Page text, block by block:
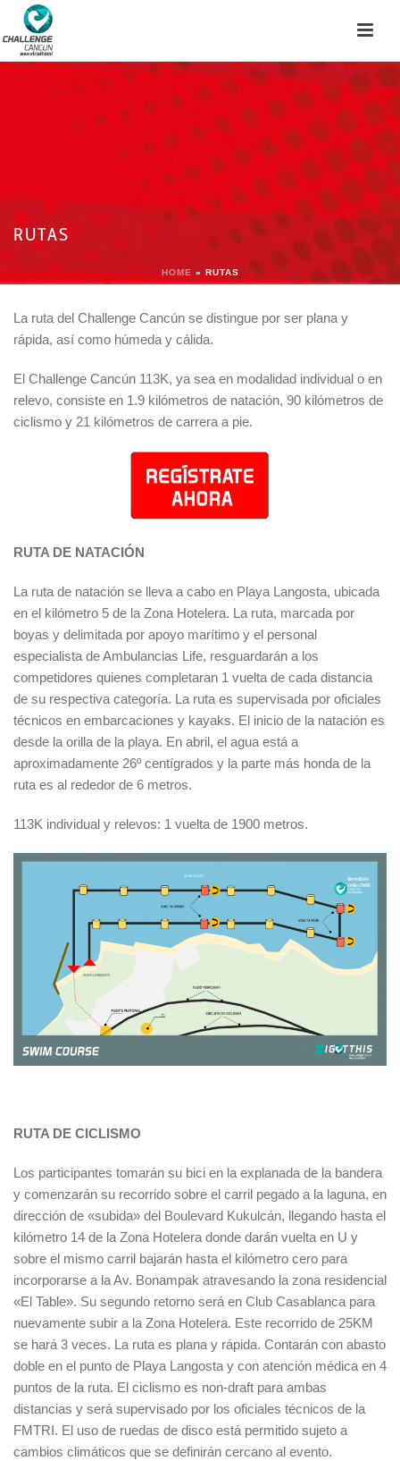
RUTAS
HOME » RUTAS
La ruta del Challenge Cancún se distingue por ser plana y
rápida, así como húmeda y cálida.
El Challenge Cancún 113K, ya sea en modalidad individual o en
relevo, consiste en 1.9 kilómetros de natación, 90 kilómetros de
ciclismo y 21 kilómetros de carrera a pie.
RUTA DE NATACIÓN
La ruta de natación se lleva a cabo en Playa Langosta, ubicada
en el kilómetro 5 de la Zona Hotelera. La ruta, marcada por
boyas y delimitada por apoyo marítimo y el personal
especialista de Ambulancias Life, resguardarán a los
competidores quienes completaran 1 vuelta de cada distancia
de su respectiva categoría. La ruta es supervisada por oficiales
técnicos en embarcaciones y kayaks. El inicio de la natación es
desde la orilla de la playa. En abril, el agua está a
aproximadamente 26º centígrados y la parte más honda de la
ruta es al rededor de 6 metros.
113K individual y relevos: 1 vuelta de 1900 metros.
RUTA DE CICLISMO
Los participantes tomarán su bici en la explanada de la bandera
y comenzarán su recorrido sobre el carril pegado a la laguna, en
dirección de «subida» del Boulevard Kukulcán, llegando hasta el
kilómetro 14 de la Zona Hotelera donde darán vuelta en U y
sobre el mismo carril bajarán hasta el kilómetro cero para
incorporarse a la Av. Bonampak atravesando la zona residencial
«El Table». Su segundo retorno será en Club Casablanca para
nuevamente subir a la Zona Hotelera. Este recorrido de 25KM
se hará 3 veces. La ruta es plana y rápida. Contarán con abasto
doble en el punto de Playa Langosta y con atención médica en 4
puntos de la ruta. El ciclismo es non-draft para ambas
distancias y será supervisado por los oficiales técnicos de la
FMTRI. El uso de ruedas de disco está permitido sujeto a
cambios climáticos que se definirán cercano al evento.